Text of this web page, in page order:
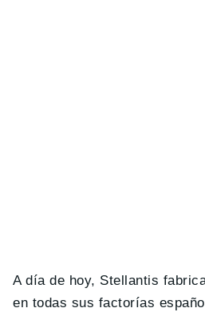
A día de hoy, Stellantis
en todas sus factorías